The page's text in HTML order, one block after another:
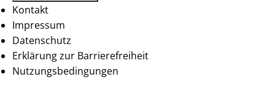
Kontakt
Impressum
Datenschutz
Erklärung zur Barrierefreiheit
Nutzungsbedingungen